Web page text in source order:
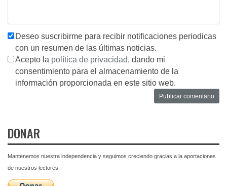
Deseo suscribirme para recibir notificaciones periodicas
con un resumen de las últimas noticias.
Acepto la política de privacidad, dando mi
consentimiento para el almacenamiento de la
información proporcionada en este sitio web.
DONAR
Mantenemos nuestra independencia y seguimos creciendo gracias a la aportaciones
de nuestros lectores.